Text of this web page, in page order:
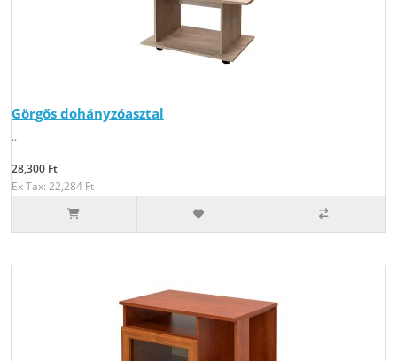
Görgős dohányzóasztal
..
28,300 Ft
Ex Tax: 22,284 Ft